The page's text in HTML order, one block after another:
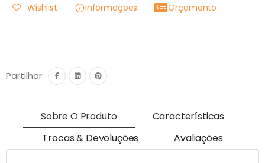
Wishlist Informações Orçamento
Partilhar
Sobre O Produto
Características
Trocas & Devoluções
Avaliações